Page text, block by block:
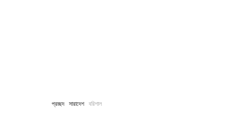
প্রচ্ছদ সারাদেশ বরিশাল